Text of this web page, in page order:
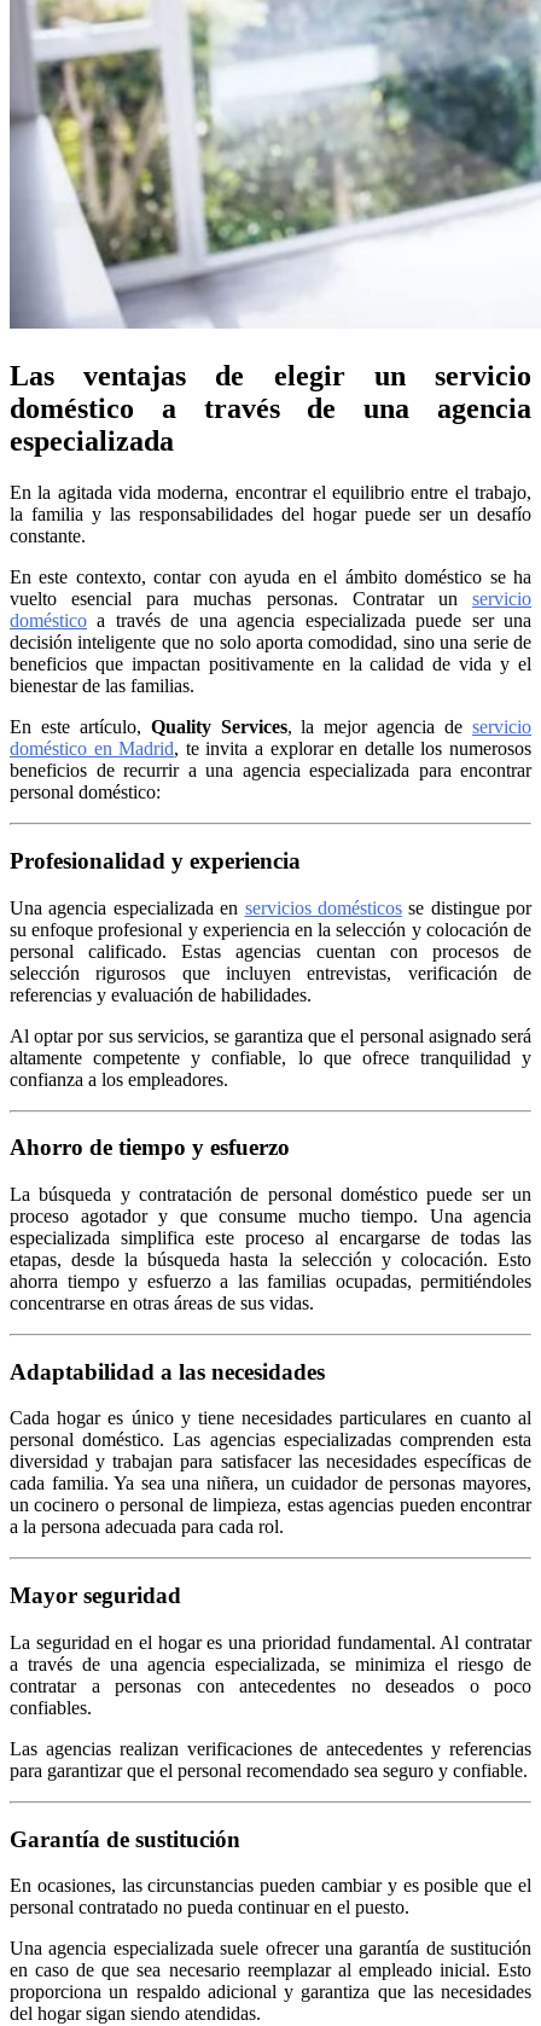
Las ventajas de elegir un servicio
doméstico a través de una agencia
especializada
En la agitada vida moderna, encontrar el equilibrio entre el trabajo,
la familia y las responsabilidades del hogar puede ser un desafío
constante.
En este contexto, contar con ayuda en el ámbito doméstico se ha
vuelto esencial para muchas personas. Contratar un servicio
doméstico a través de una agencia especializada puede ser una
decisión inteligente que no solo aporta comodidad, sino una serie de
beneficios que impactan positivamente en la calidad de vida y el
bienestar de las familias.
En este artículo, Quality Services, la mejor agencia deservicio
doméstico en Madrid, te invita a explorar en detalle los numerosos
beneficios de recurrir a una agencia especializada para encontrar
personal doméstico:
Profesionalidad y experiencia
Una agencia especializada en servicios domésticosse distingue por
su enfoque profesional y experiencia en la selección y colocación de
personal calificado. Estas agencias cuentan con procesos de
selección rigurosos que incluyen entrevistas, verificación de
referencias y evaluación de habilidades.
Al optar por sus servicios, se garantiza que el personal asignado será
altamente competente y confiable, lo que ofrece tranquilidad y
confianza a los empleadores.
Ahorro de tiempo y esfuerzo
La búsqueda y contratación de personal doméstico puede ser un
proceso agotador y que consume mucho tiempo. Una agencia
especializada simplifica este proceso al encargarse de todas las
etapas, desde la búsqueda hasta la selección y colocación. Esto
ahorra tiempo y esfuerzo a las familias ocupadas, permitiéndoles
concentrarse en otras áreas de sus vidas.
Adaptabilidad a las necesidades
Cada hogar es único y tiene necesidades particulares en cuanto al
personal doméstico. Las agencias especializadas comprenden esta
diversidad y trabajan para satisfacer las necesidades específicas de
cada familia. Ya sea una niñera, un cuidador de personas mayores,
un cocinero o personal de limpieza, estas agencias pueden encontrar
a la persona adecuada para cada rol.
Mayor seguridad
La seguridad en el hogar es una prioridad fundamental. Al contratar
a través de una agencia especializada, se minimiza el riesgo de
contratar a personas con antecedentes no deseados o poco
confiables.
Las agencias realizan verificaciones de antecedentes y referencias
para garantizar que el personal recomendado sea seguro y confiable.
Garantía de sustitución
En ocasiones, las circunstancias pueden cambiar y es posible que el
personal contratado no pueda continuar en el puesto.
Una agencia especializada suele ofrecer una garantía de sustitución
en caso de que sea necesario reemplazar al empleado inicial. Esto
proporciona un respaldo adicional y garantiza que las necesidades
del hogar sigan siendo atendidas.